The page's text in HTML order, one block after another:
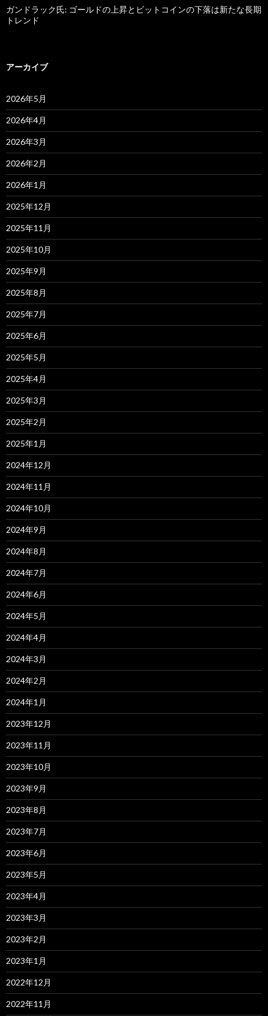
ガンドラック氏: ゴールドの上昇とビットコインの下落は新たな長期
トレンド
アーカイブ
2026年5月
2026年4月
2026年3月
2026年2月
2026年1月
2025年12月
2025年11月
2025年10月
2025年9月
2025年8月
2025年7月
2025年6月
2025年5月
2025年4月
2025年3月
2025年2月
2025年1月
2024年12月
2024年11月
2024年10月
2024年9月
2024年8月
2024年7月
2024年6月
2024年5月
2024年4月
2024年3月
2024年2月
2024年1月
2023年12月
2023年11月
2023年10月
2023年9月
2023年8月
2023年7月
2023年6月
2023年5月
2023年4月
2023年3月
2023年2月
2023年1月
2022年12月
2022年11月